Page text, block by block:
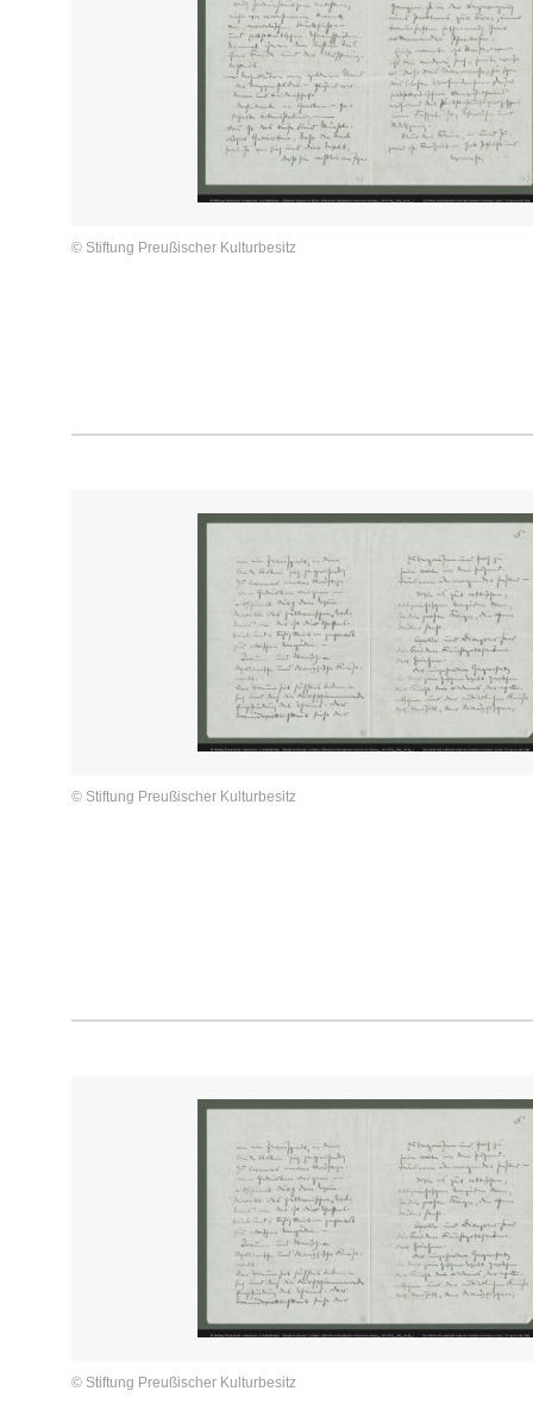
© Stiftung Preußischer Kulturbesitz
© Stiftung Preußischer Kulturbesitz
© Stiftung Preußischer Kulturbesitz